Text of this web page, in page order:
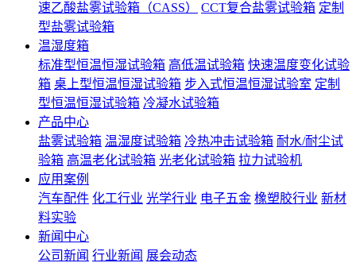
速乙酸盐雾试验箱（CASS）
CCT复合盐雾试验箱 定制
型盐雾试验箱
温湿度箱
标准型恒温恒湿试验箱 高低温试验箱 快速温度变化试验
箱 桌上型恒温恒湿试验箱 步入式恒温恒湿试验室 定制
型恒温恒湿试验箱 冷凝水试验箱
产品中心
盐雾试验箱 温湿度试验箱 冷热冲击试验箱 耐水/耐尘试
验箱 高温老化试验箱 光老化试验箱 拉力试验机
应用案例
汽车配件 化工行业 光学行业 电子五金 橡塑胶行业 新材
料实验
新闻中心
公司新闻 行业新闻 展会动态